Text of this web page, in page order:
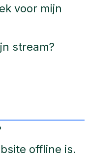
voor mijn
stream?
offline is.